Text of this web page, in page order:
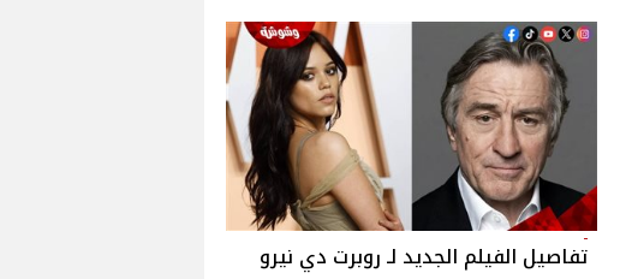
تفاصيل الفيلم الجديد لـ روبرت دي نيرو